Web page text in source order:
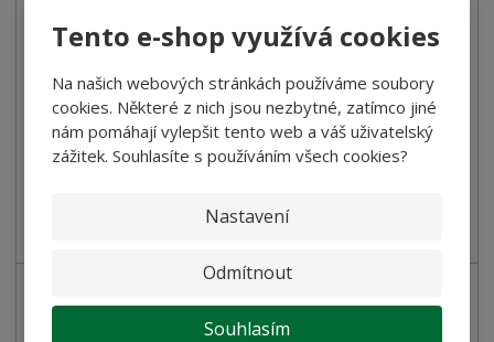
Tento e-shop využívá cookies
Na našich webových stránkách používáme soubory
cookies. Některé z nich jsou nezbytné, zatímco jiné
nám pomáhají vylepšit tento web a váš uživatelský
zážitek. Souhlasíte s používáním všech cookies?
Nastavení
Odmítnout
Souhlasím
79,00 Kč
Cena bez DPH 70,54 Kč
Koupit
SKLADEM